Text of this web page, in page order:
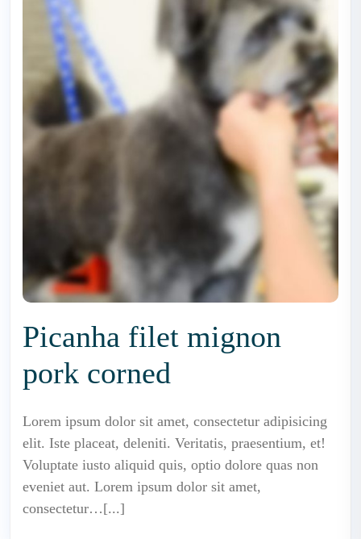
Picanha filet mignon
pork corned
Lorem ipsum dolor sit amet, consectetur adipisicing
elit. Iste placeat, deleniti. Veritatis, praesentium, et!
Voluptate iusto aliquid quis, optio dolore quas non
eveniet aut. Lorem ipsum dolor sit amet,
consectetur…[...]